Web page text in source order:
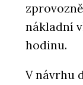
nákladní
hodinu.
V návrhu